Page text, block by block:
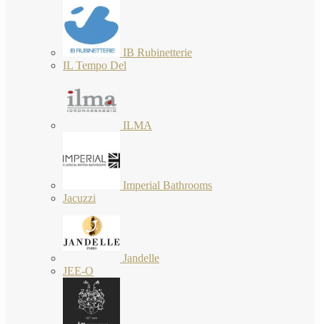
IB Rubinetterie
IL Tempo Del
ILMA
Imperial Bathrooms
Jacuzzi
Jandelle
JEE-O